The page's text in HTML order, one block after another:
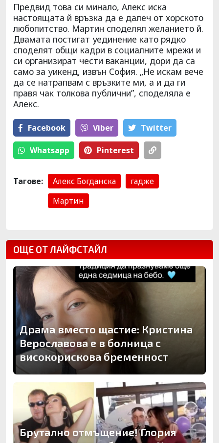
Предвид това си минало, Алекс иска
настоящата й връзка да е далеч от хорското
любопитство. Мартин споделял желанието й.
Двамата постигат уединение като рядко
споделят общи кадри в социалните мрежи и
си организират чести ваканции, дори да са
само за уикенд, извън София. „Не искам вече
да се натрапвам с връзките ми, а и да ги
правя чак толкова публични”, споделяла е
Алекс.
Facebook Viber Тwitter
Whatsapp Pinterest
Тагове: Алекс Богданска
гадже
Мартин
ОЩЕ ОТ ЛАЙФСТАЙЛ
Драма вместо щастие: Кристина
Верославова е в болница с
високорискова бременност
Брутално отмъщение! Глория